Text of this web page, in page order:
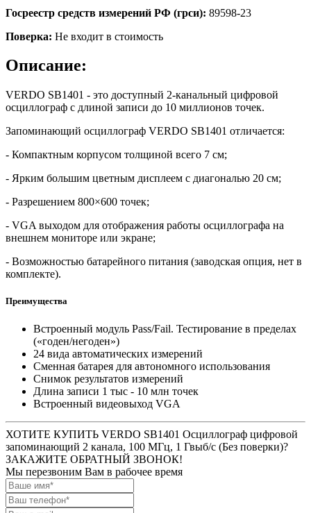
Госреестр средств измерений РФ (грси): 89598-23
Поверка: Не входит в стоимость
Описание:
VERDO SB1401 - это доступный 2-канальный цифровой
осциллограф c длиной записи до 10 миллионов точек.
Запоминающий осциллограф VERDO SB1401 отличается:
- Компактным корпусом толщиной всего 7 см;
- Ярким большим цветным дисплеем с диагональю 20 см;
- Разрешением 800×600 точек;
- VGA выходом для отображения работы осциллографа на
внешнем мониторе или экране;
- Возможностью батарейного питания (заводская опция, нет в
комплекте).
Преимущества
Встроенный модуль Pass/Fail. Тестирование в пределах
(«годен/негоден»)
24 вида автоматических измерений
Сменная батарея для автономного использования
Снимок результатов измерений
Длина записи 1 тыс - 10 млн точек
Встроенный видеовыход VGA
ХОТИТЕ КУПИТЬ VERDO SB1401 Осциллограф цифровой
запоминающий 2 канала, 100 МГц, 1 Гвыб/с (Без поверки)?
ЗАКАЖИТЕ ОБРАТНЫЙ ЗВОНОК!
Мы перезвоним Вам в рабочее время